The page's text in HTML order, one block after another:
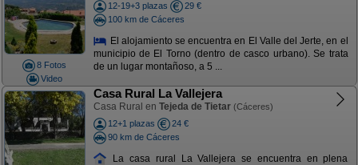
8 Fotos
Video
12-19+3 plazas
29 €
100 km de Cáceres
El alojamiento se encuentra en El Valle del Jerte, en el
municipio de El Torno (dentro de casco urbano). Se trata
de un lugar montañoso, a 5 ...
Casa Rural La Vallejera
Casa Rural en Tejeda de Tietar (Cáceres)
12+1 plazas
24 €
90 km de Cáceres
La casa rural La Vallejera se encuentra en plena